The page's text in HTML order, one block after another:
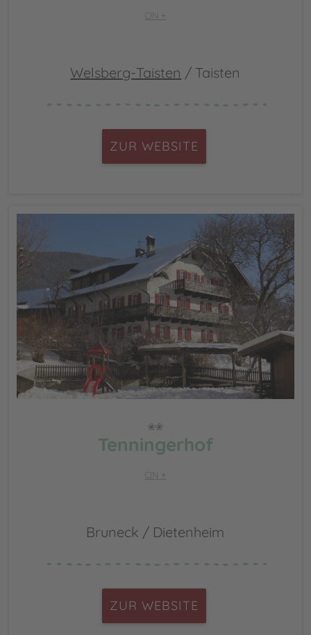
CIN +
Welsberg-Taisten / Taisten
ZUR WEBSITE
Tenningerhof
CIN +
Bruneck / Dietenheim
ZUR WEBSITE